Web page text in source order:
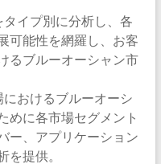
イプ別に分析し、各
可能性を網羅し、お客
るブルーオーシャン市
おけるブルーオーシ
めに各市場セグメント
ー、アプリケーション
を提供。